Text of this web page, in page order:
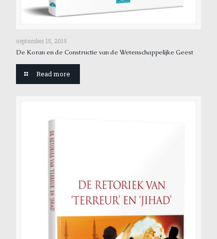
september 15, 2019
De Koran en de Constructie van de Wetenschappelijke Geest
Read more